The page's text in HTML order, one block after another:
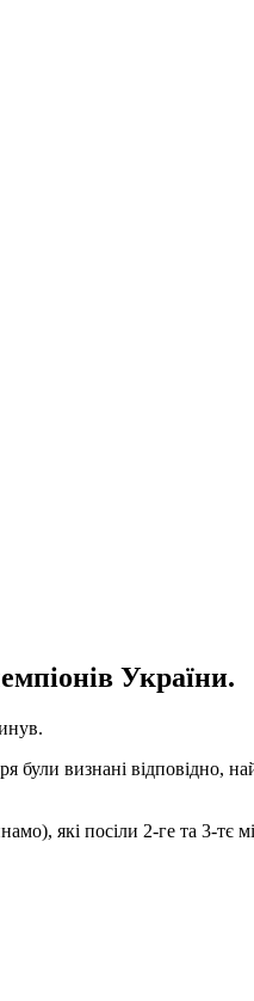
України.
були визнані відповідно,
які посіли 2-ге та 3-тє